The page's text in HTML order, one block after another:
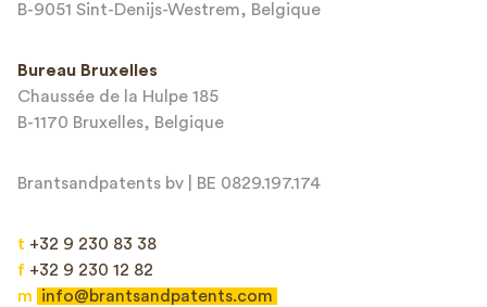
B-9051 Sint-Denijs-Westrem, Belgique
Bureau Bruxelles
Chaussée de la Hulpe 185
B-1170 Bruxelles, Belgique
Brantsandpatents bv | BE 0829.197.174
t +32 9 230 83 38
f +32 9 230 12 82
m
info@brantsandpatents.com